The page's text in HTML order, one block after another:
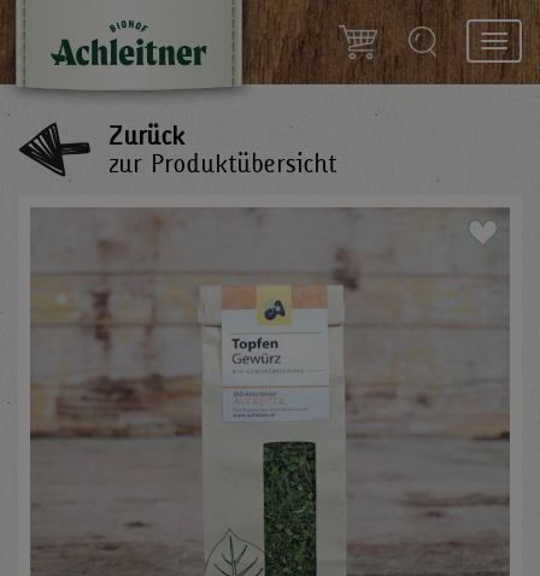
Zurück
zur Produktübersicht